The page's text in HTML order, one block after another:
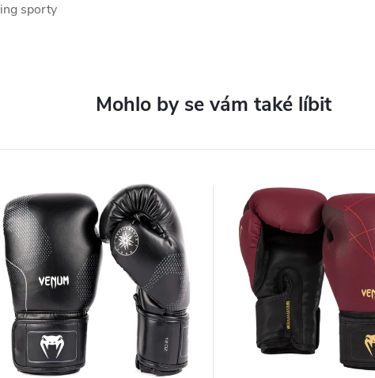
sporty